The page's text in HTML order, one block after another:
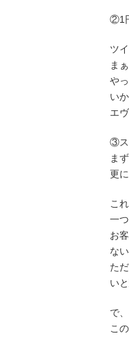
②1
ツ
ま
や
い
エ
③ス
ま
更
こ
一
お
な
た
い
で
こ